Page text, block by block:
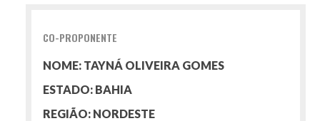
CO-PROPONENTE
NOME: TAYNÁ OLIVEIRA GOMES
ESTADO: BAHIA
REGIÃO: NORDESTE